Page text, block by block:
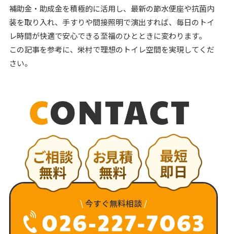
補助金・助成金を積極的に活用し、最新の節水便座や抗菌内
装を取り入れ、手すりや間接照明で演出すれば、毎日のトイ
レ時間が快適で安心できる至福のひとときに変わります。
この記事を参考に、栄村で理想のトイレ空間を実現してくだ
さい。
\ 今すぐ無料相談 /